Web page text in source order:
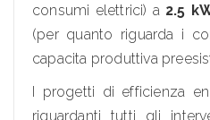
consumi elettrici) a 2.5
(per quanto riguarda i
capacita produttiva
I progetti di efficienza
riguardanti tutti gli